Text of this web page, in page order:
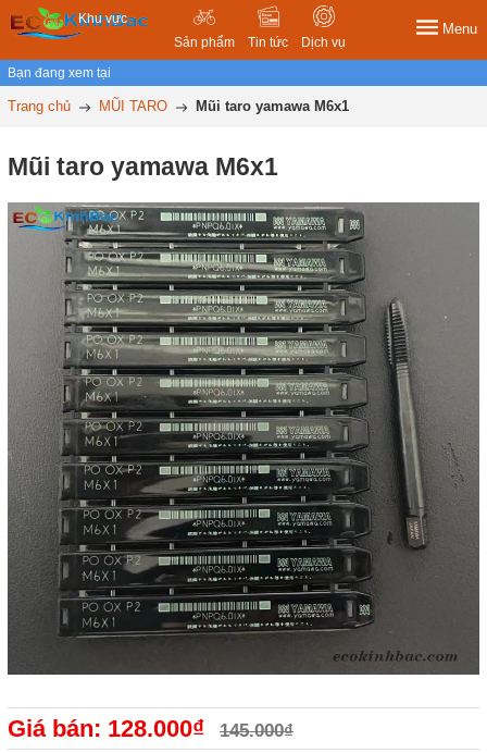
Khu vực
Sản phẩm
Tin tức Dịch vụ
Menu
Bạn đang xem tại
Trang chủ MŨI TARO Mũi taro yamawa M6x1
Mũi taro yamawa M6x1
Giá bán: 128.000₫ 145.000₫